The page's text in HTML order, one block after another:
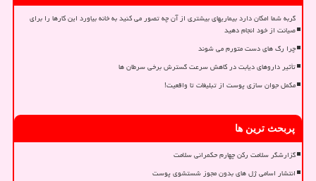
گربه شما امکان دارد بیماریهای بیشتری از آن چه تصور می کنید به خانه بیاورد این کارها را برای
صیانت از خود انجام دهید
چرا رگ های دست متورم می شوند
تأثیر داروهای دیابت در کاهش سرعت گسترش برخی سرطان ها
مکمل جوان سازی پوست از تبلیغات تا واقعیت!
پربحث ترین ها
گزارشگر سلامت رکن چهارم حکمرانی سلامت
انتشار اسامی ژل های بدون مجوز شستشوی پوست